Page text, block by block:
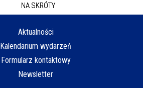
NA SKRÓTY
Aktualności
Kalendarium wydarzeń
Formularz kontaktowy
Newsletter